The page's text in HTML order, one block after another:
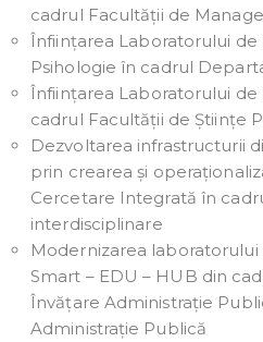
cadrul Facultății de
Înființarea Laboratorului de
Psihologie în cadrul
Înființarea Laboratorului de
cadrul Facultății de Științe
Dezvoltarea infrastructurii
prin crearea și
Cercetare Integrată în
interdisciplinare
Modernizarea
Smart – EDU – HUB din
Învățare Administrație
Administrație Publică